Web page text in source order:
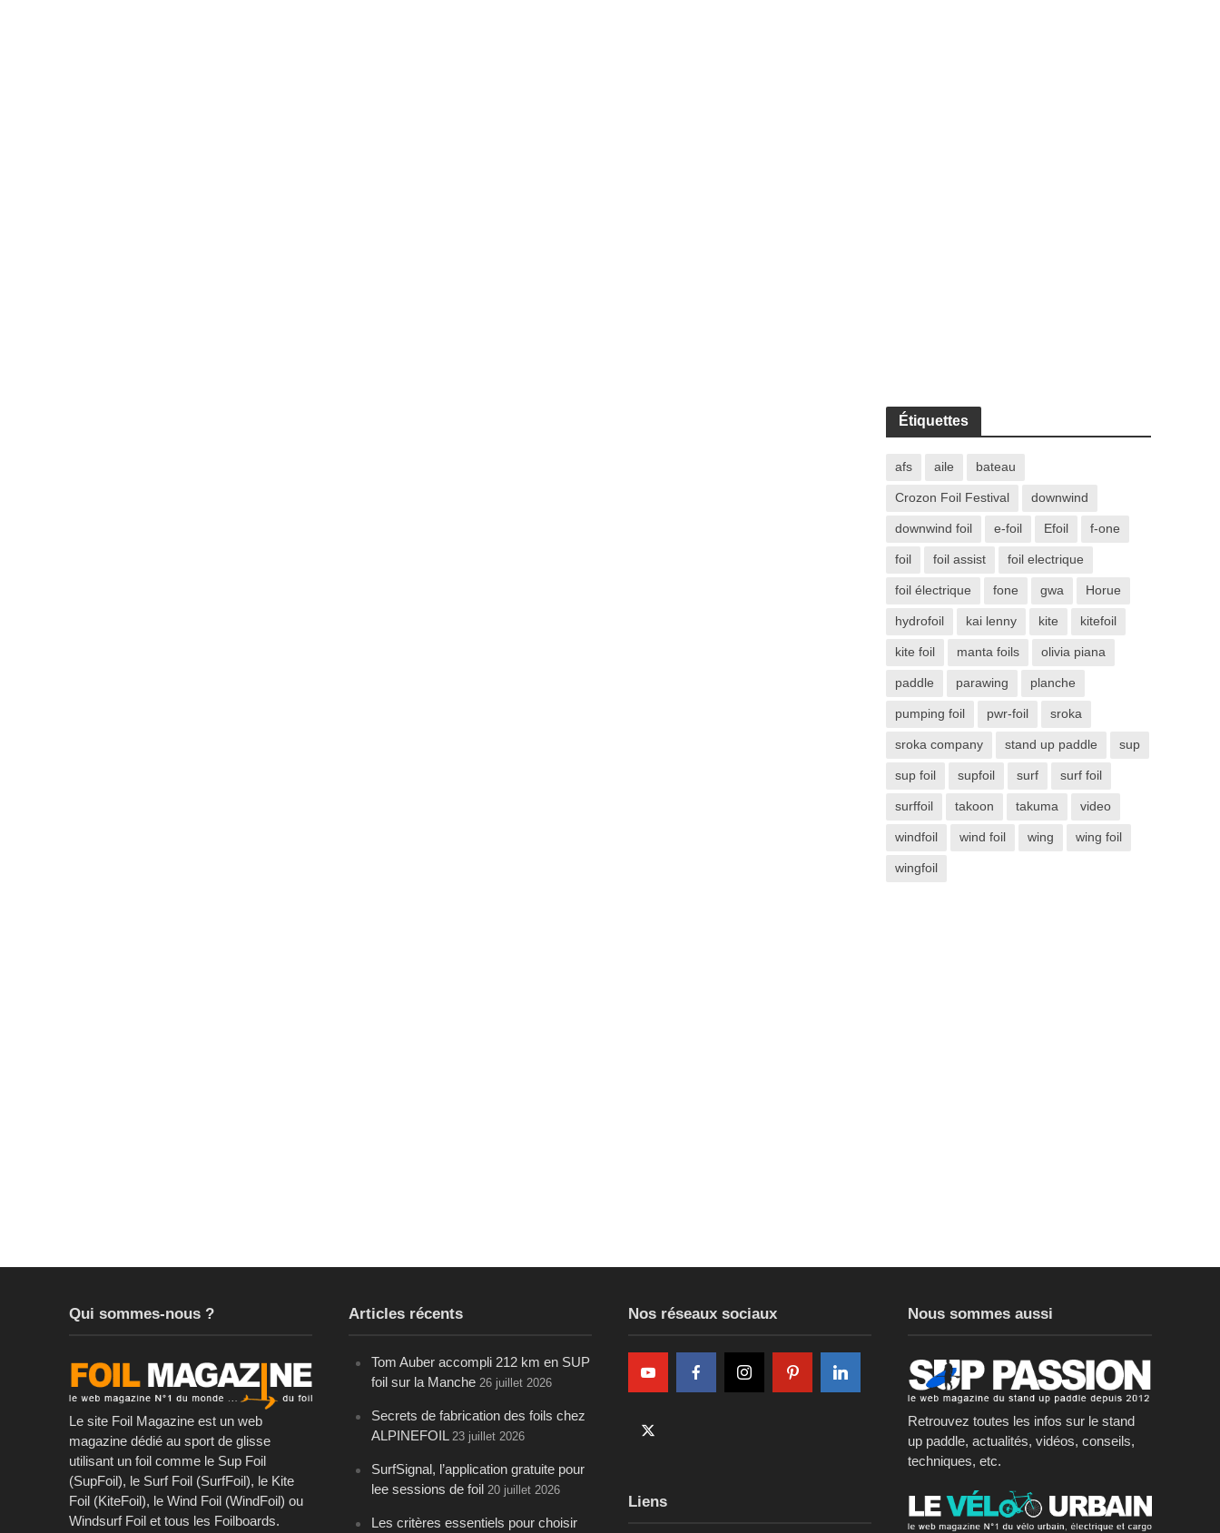
Étiquettes
afs aile bateau
Crozon Foil Festival downwind
downwind foil e-foil Efoil f-one
foil foil assist foil electrique
foil électrique fone gwa Horue
hydrofoil kai lenny kite kitefoil
kite foil manta foils olivia piana
paddle parawing planche
pumping foil pwr-foil sroka
sroka company stand up paddle sup
sup foil supfoil surf surf foil
surffoil takoon takuma video
windfoil wind foil wing wing foil
wingfoil
Qui sommes-nous ?
Le site Foil Magazine est un web
magazine dédié au sport de glisse
utilisant un foil comme le Sup Foil
(SupFoil), le Surf Foil (SurfFoil), le Kite
Foil (KiteFoil), le Wind Foil (WindFoil) ou
Windsurf Foil et tous les Foilboards.
Articles récents
Tom Auber accompli 212 km en SUP
foil sur la Manche 26 juillet 2026
Secrets de fabrication des foils chez
ALPINEFOIL 23 juillet 2026
SurfSignal, l’application gratuite pour
lee sessions de foil 20 juillet 2026
Les critères essentiels pour choisir
Nos réseaux sociaux
Liens
Nous sommes aussi
Retrouvez toutes les infos sur le stand
up paddle, actualités, vidéos, conseils,
techniques, etc.